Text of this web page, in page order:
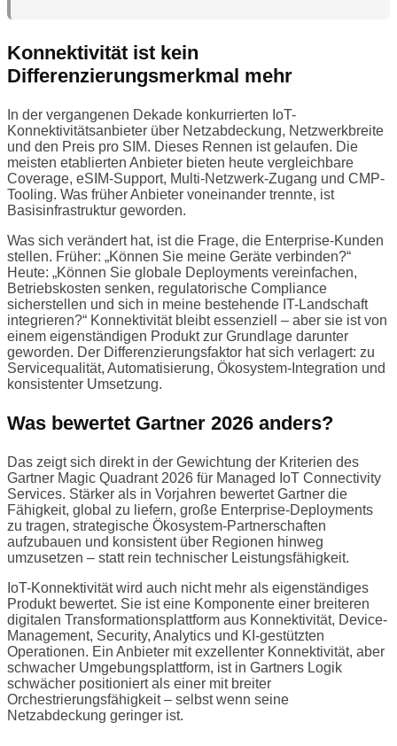
Konnektivität ist kein
Differenzierungsmerkmal mehr
In der vergangenen Dekade konkurrierten IoT-
Konnektivitätsanbieter über Netzabdeckung, Netzwerkbreite
und den Preis pro SIM. Dieses Rennen ist gelaufen. Die
meisten etablierten Anbieter bieten heute vergleichbare
Coverage, eSIM-Support, Multi-Netzwerk-Zugang und CMP-
Tooling. Was früher Anbieter voneinander trennte, ist
Basisinfrastruktur geworden.
Was sich verändert hat, ist die Frage, die Enterprise-Kunden
stellen. Früher: „Können Sie meine Geräte verbinden?“
Heute: „Können Sie globale Deployments vereinfachen,
Betriebskosten senken, regulatorische Compliance
sicherstellen und sich in meine bestehende IT-Landschaft
integrieren?“ Konnektivität bleibt essenziell – aber sie ist von
einem eigenständigen Produkt zur Grundlage darunter
geworden. Der Differenzierungsfaktor hat sich verlagert: zu
Servicequalität, Automatisierung, Ökosystem-Integration und
konsistenter Umsetzung.
Was bewertet Gartner 2026 anders?
Das zeigt sich direkt in der Gewichtung der Kriterien des
Gartner Magic Quadrant 2026 für Managed IoT Connectivity
Services. Stärker als in Vorjahren bewertet Gartner die
Fähigkeit, global zu liefern, große Enterprise-Deployments
zu tragen, strategische Ökosystem-Partnerschaften
aufzubauen und konsistent über Regionen hinweg
umzusetzen – statt rein technischer Leistungsfähigkeit.
IoT-Konnektivität wird auch nicht mehr als eigenständiges
Produkt bewertet. Sie ist eine Komponente einer breiteren
digitalen Transformationsplattform aus Konnektivität, Device-
Management, Security, Analytics und KI-gestützten
Operationen. Ein Anbieter mit exzellenter Konnektivität, aber
schwacher Umgebungsplattform, ist in Gartners Logik
schwächer positioniert als einer mit breiter
Orchestrierungsfähigkeit – selbst wenn seine
Netzabdeckung geringer ist.